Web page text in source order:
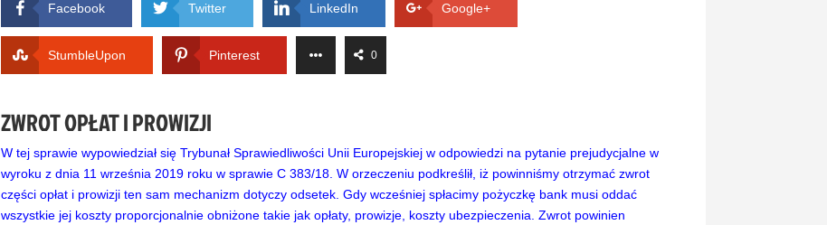
Facebook Twitter LinkedIn Google+
StumbleUpon Pinterest 0
ZWROT OPŁAT I PROWIZJI
W tej sprawie wypowiedział się Trybunał Sprawiedliwości Unii Europejskiej w odpowiedzi na pytanie prejudycjalne w
wyroku z dnia 11 września 2019 roku w sprawie C 383/18. W orzeczeniu podkreślił, iż powinniśmy otrzymać zwrot
części opłat i prowizji ten sam mechanizm dotyczy odsetek. Gdy wcześniej spłacimy pożyczkę bank musi oddać
wszystkie jej koszty proporcjonalnie obniżone takie jak opłaty, prowizje, koszty ubezpieczenia. Zwrot powinien